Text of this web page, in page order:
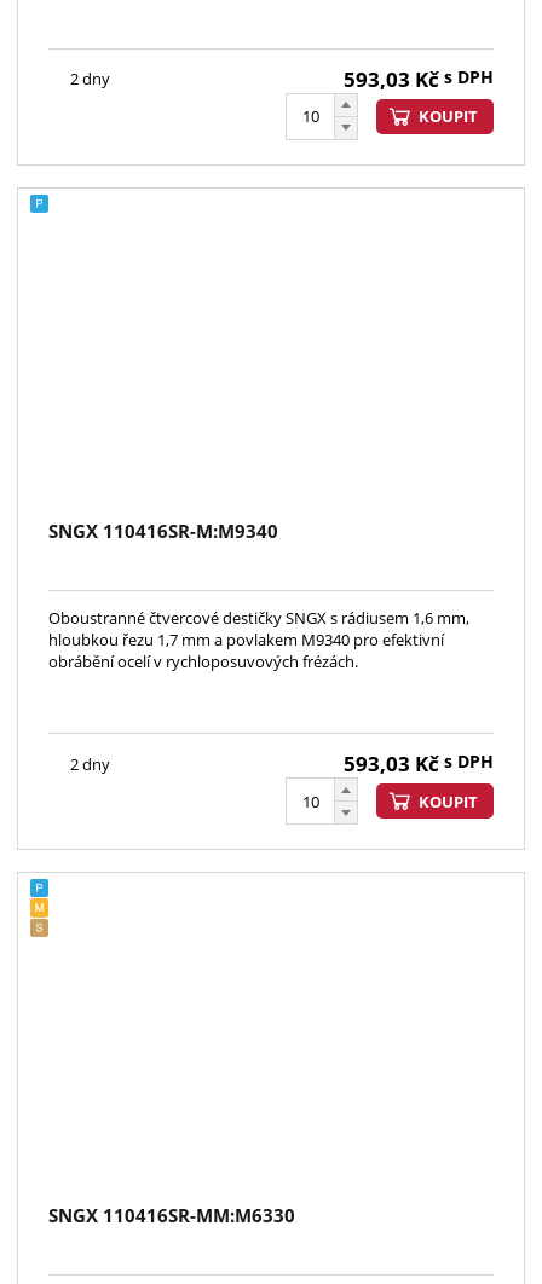
2 dny 593,03 Kč s DPH
KOUPIT
SNGX 110416SR-M:M9340
Oboustranné čtvercové destičky SNGX s rádiusem 1,6 mm,
hloubkou řezu 1,7 mm a povlakem M9340 pro efektivní
obrábění ocelí v rychloposuvových frézách.
2 dny 593,03 Kč s DPH
KOUPIT
SNGX 110416SR-MM:M6330